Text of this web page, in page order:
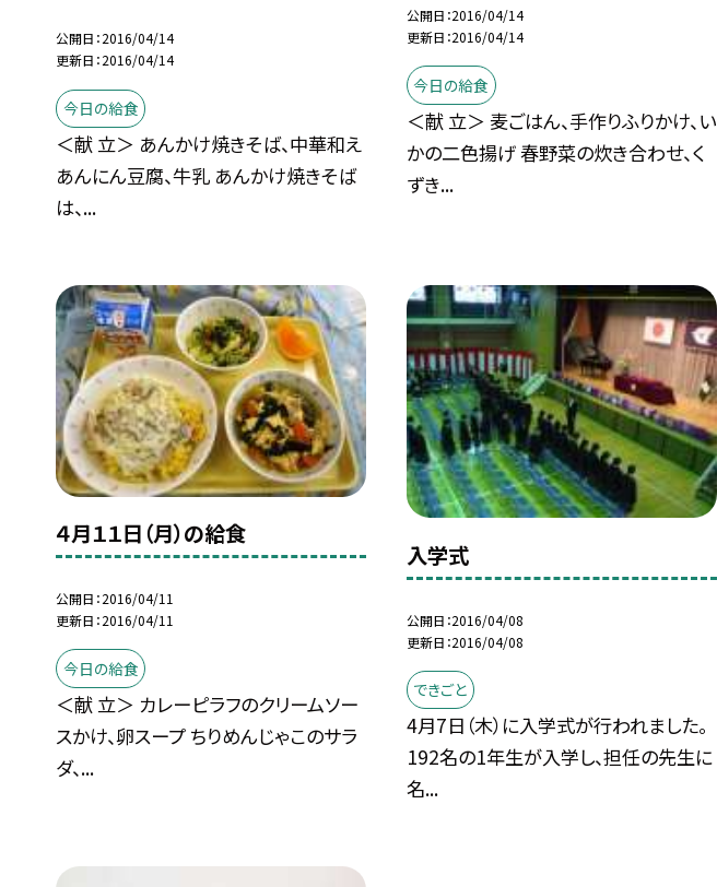
公開日 2016/04/14
更新日 2016/04/14
今日の給食
＜献 立＞ あんかけ焼きそば、中華和え
あんにん豆腐、牛乳 あんかけ焼きそば
は、...
公開日 2016/04/14
更新日 2016/04/14
今日の給食
＜献 立＞ 麦ごはん、手作りふりかけ、い
かの二色揚げ 春野菜の炊き合わせ、く
ずき...
４月１１日（月）の給食
公開日 2016/04/11
更新日 2016/04/11
今日の給食
＜献 立＞ カレーピラフのクリームソー
スかけ、卵スープ ちりめんじゃこのサラ
ダ、...
入学式
公開日 2016/04/08
更新日 2016/04/08
できごと
4月7日（木）に入学式が行われました。
192名の1年生が入学し、担任の先生に
名...